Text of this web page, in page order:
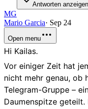
Antworten anzeigen
MG
Mario Garcia· Sep 24
Open menu
Hi Kailas.
Vor einiger Zeit hat
nicht mehr genau, ob
Telegram-Gruppe –
Daumenspitze